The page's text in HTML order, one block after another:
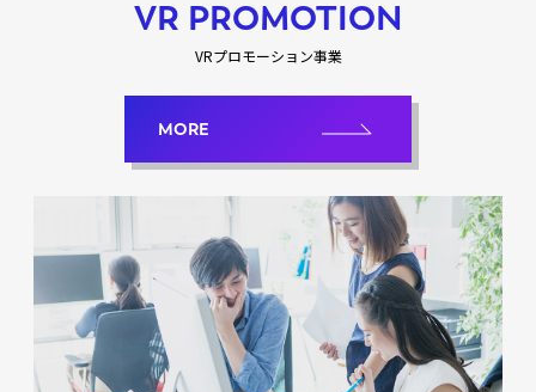
VR PROMOTION
VRプロモーション事業
MORE